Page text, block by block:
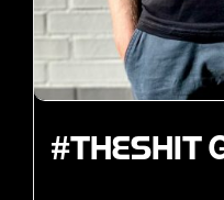
#THESHIT